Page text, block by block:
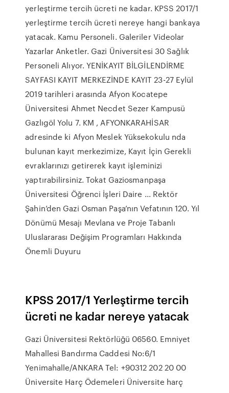
yerleştirme tercih ücreti ne kadar. KPSS 2017/1
yerleştirme tercih ücreti nereye hangi bankaya
yatacak. Kamu Personeli. Galeriler Videolar
Yazarlar Anketler. Gazi Üniversitesi 30 Sağlık
Personeli Alıyor. YENİKAYIT BİLGİLENDİRME
SAYFASI KAYIT MERKEZİNDE KAYIT 23-27 Eylül
2019 tarihleri arasında Afyon Kocatepe
Üniversitesi Ahmet Necdet Sezer Kampusü
Gazlıgöl Yolu 7. KM , AFYONKARAHİSAR
adresinde ki Afyon Meslek Yüksekokulu nda
bulunan kayıt merkezimize, Kayıt İçin Gerekli
evraklarınızı getirerek kayıt işleminizi
yaptırabilirsiniz. Tokat Gaziosmanpaşa
Üniversitesi Öğrenci İşleri Daire ... Rektör
Şahin’den Gazi Osman Paşa’nın Vefatının 120. Yıl
Dönümü Mesajı Mevlana ve Proje Tabanlı
Uluslararası Değişim Programları Hakkında
Önemli Duyuru
KPSS 2017/1 Yerleştirme tercih
ücreti ne kadar nereye yatacak
Gazi Üniversitesi Rektörlüğü 06560. Emniyet
Mahallesi Bandırma Caddesi No:6/1
Yenimahalle/ANKARA Tel: +90312 202 20 00
Üniversite Harç Ödemeleri Üniversite harç